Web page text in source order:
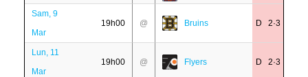
Sam, 9
Mar
19h00 @ Bruins D 2·3
Lun, 11
Mar
19h00 @ Flyers D 2·3